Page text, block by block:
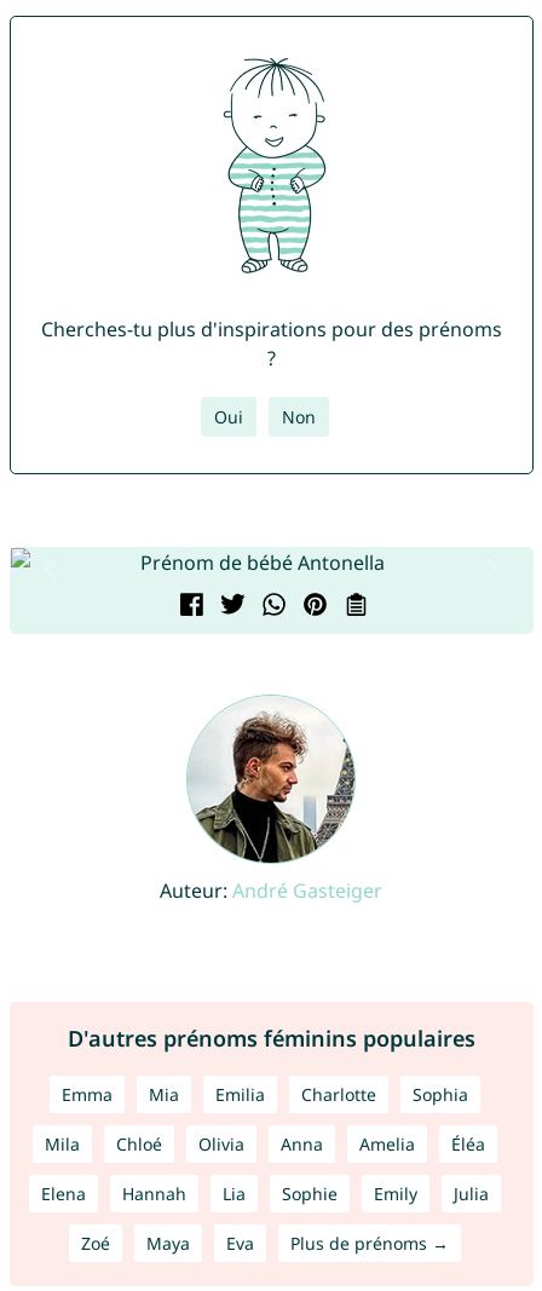
Cherches-tu plus d'inspirations pour des prénoms
?
Oui Non
Auteur: André Gasteiger
D'autres prénoms féminins populaires
Emma Mia Emilia Charlotte Sophia
Mila Chloé Olivia Anna Amelia Éléa
Elena Hannah Lia Sophie Emily Julia
Zoé Maya Eva Plus de prénoms →